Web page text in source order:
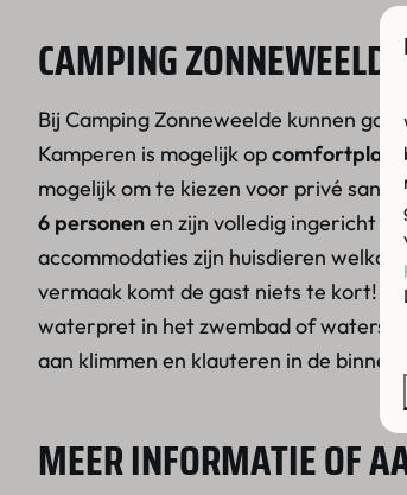
CAMPING
Bij Camping Zonneweelde kunnen
Kamperen is mogelijk op
mogelijk om te kiezen voor privé
6 personenen zijn volledig ingericht
accommodaties zijn huisdieren
vermaak komt de gast niets te kort!
waterpret in het zwembad of
aan klimmen en klauteren in de
MEER INFORMATIE OF